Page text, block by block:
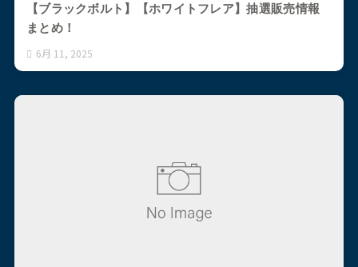
【ブラックボルト】【ホワイトフレア】抽選販売情報
まとめ！
6月 11, 2025